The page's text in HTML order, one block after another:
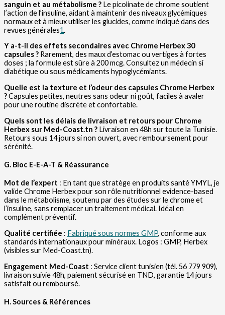
sanguin et au métabolisme ? Le picolinate de chrome soutient
l’action de l’insuline, aidant à maintenir des niveaux glycémiques
normaux et à mieux utiliser les glucides, comme indiqué dans des
revues générales1.
Y a-t-il des effets secondaires avec Chrome Herbex 30
capsules ? Rarement, des maux d’estomac ou vertiges à fortes
doses ; la formule est sûre à 200 mcg. Consultez un médecin si
diabétique ou sous médicaments hypoglycémiants.
Quelle est la texture et l’odeur des capsules Chrome Herbex
?Capsules petites, neutres sans odeur ni goût, faciles à avaler
pour une routine discrète et confortable.
Quels sont les délais de livraison et retours pour Chrome
Herbex sur Med-Coast.tn ? Livraison en 48h sur toute la Tunisie.
Retours sous 14 jours si non ouvert, avec remboursement pour
sérénité.
G. Bloc E-E-A-T & Réassurance
Mot de l’expert : En tant que stratège en produits santé YMYL, je
valide Chrome Herbex pour son rôle nutritionnel evidence-based
dans le métabolisme, soutenu par des études sur le chrome et
l’insuline, sans remplacer un traitement médical. Idéal en
complément préventif.
Qualité certifiée : Fabriqué sous normes GMP, conforme aux
standards internationaux pour minéraux. Logos : GMP, Herbex
(visibles sur Med-Coast.tn).
Engagement Med-Coast : Service client tunisien (tél. 56 779 909),
livraison suivie 48h, paiement sécurisé en TND, garantie 14 jours
satisfait ou remboursé.
H. Sources & Références